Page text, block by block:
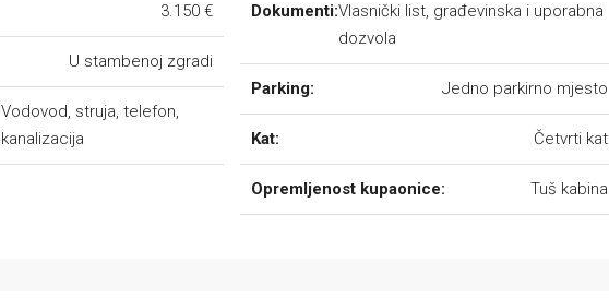
3.150 €
U stambenoj zgradi
Vodovod, struja, telefon,
kanalizacija
Dokumenti:Vlasnički list, građevinska i uporabna
dozvola
Parking: Jedno parkirno mjesto
Kat: Četvrti kat
Opremljenost kupaonice: Tuš kabina